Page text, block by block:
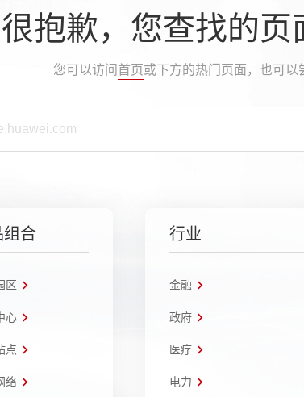
很抱歉，您查找的页
您可以访问 首页或下方的热门页面，也可以
组合
区
心
点
络
行业
金融
政府
医疗
电力